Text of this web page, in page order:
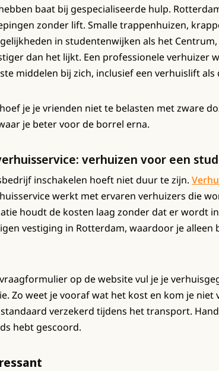
baat bij gespecialiseerde hulp.
zonder lift. Smalle trappenhuizen,
in studentenwijken als het
dan het lijkt. Een professionele verhuizer
middelen bij zich, inclusief een verhuislift als
je je vrienden niet te belasten met zware
je beter voor de borrel erna.
verhuizen voor een
inschakelen hoeft niet duur te zijn.
werkt met ervaren verhuizers die
houdt de kosten laag zonder dat er wordt
vestiging in Rotterdam, waardoor je
op de website vul je je
Zo weet je vooraf wat het kost en kom je niet
verzekerd tijdens het transport.
hebt gescoord.